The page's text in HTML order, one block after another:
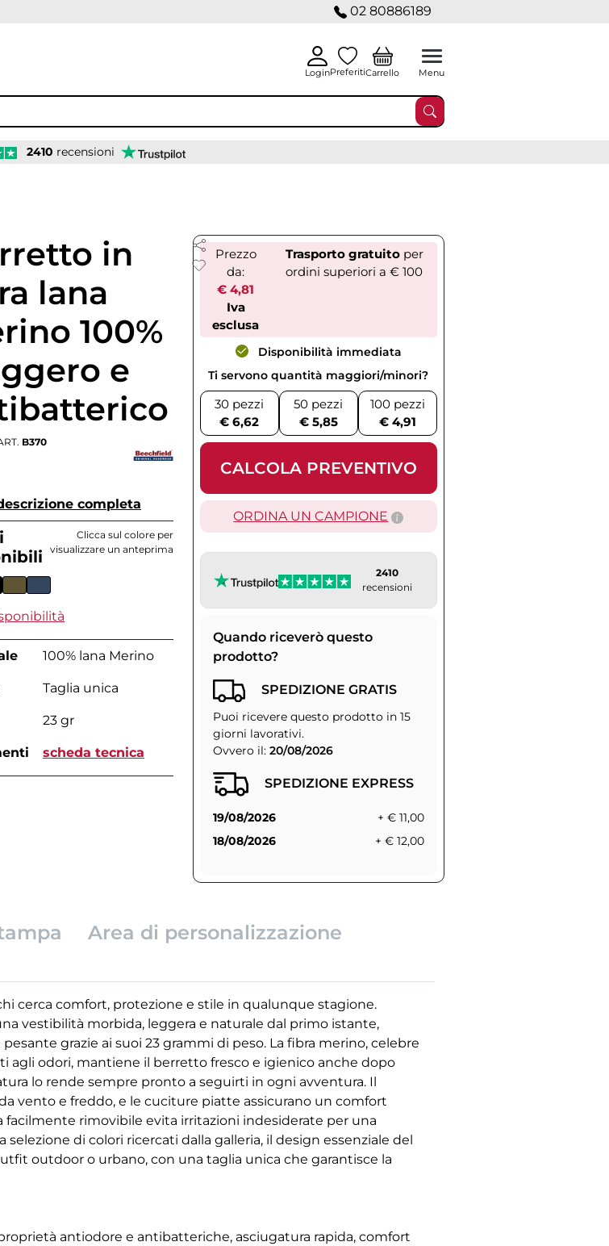
02 80886189
LoginPreferitiCarrello Menu
2410 recensioni
in
lana
100%
e
B370
completa
Clicca sul colore per
visualizzare un anteprima
100% lana Merino
Taglia unica
23 gr
scheda tecnica
Prezzo
da:
€ 4,81
Iva
esclusa
Trasporto gratuitoper
ordini superiori a € 100
Disponibilità immediata
Ti servono quantità maggiori/minori?
30 pezzi
€ 6,62
50 pezzi
€ 5,85
100 pezzi
€ 4,91
CALCOLA PREVENTIVO
ORDINA UN CAMPIONE
2410
recensioni
Quando riceverò questo
prodotto?
SPEDIZIONE GRATIS
Puoi ricevere questo prodotto in 15
giorni lavorativi.
Ovvero il: 20/08/2026
SPEDIZIONE EXPRESS
19/08/2026
+ € 11,00
18/08/2026
+ € 12,00
Area di personalizzazione
cerca comfort, protezione e stile in qualunque stagione.
vestibilità morbida, leggera e naturale dal primo istante,
grazie ai suoi 23 grammi di peso. La fibra merino, celebre
agli odori, mantiene il berretto fresco e igienico anche dopo
lo rende sempre pronto a seguirti in ogni avventura. Il
vento e freddo, e le cuciture piatte assicurano un comfort
facilmente rimovibile evita irritazioni indesiderate per una
di colori ricercati dalla galleria, il design essenziale del
outdoor o urbano, con una taglia unica che garantisce la
antiodore e antibatteriche, asciugatura rapida, comfort